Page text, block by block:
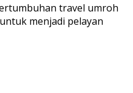
travel umroh
menjadi pelayan